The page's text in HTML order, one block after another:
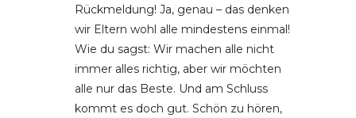
Rückmeldung! Ja, genau – das denken
wir Eltern wohl alle mindestens einmal!
Wie du sagst: Wir machen alle nicht
immer alles richtig, aber wir möchten
alle nur das Beste. Und am Schluss
kommt es doch gut. Schön zu hören,